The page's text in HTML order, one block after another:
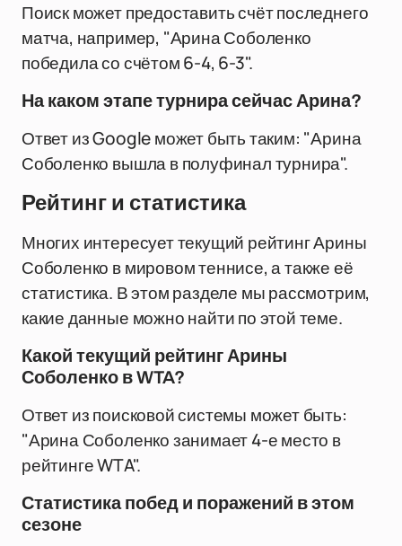
Поиск может предоставить счёт последнего
матча, например, "Арина Соболенко
победила со счётом 6-4, 6-3".
На каком этапе турнира сейчас Арина?
Ответ из Google может быть таким: "Арина
Соболенко вышла в полуфинал турнира".
Рейтинг и статистика
Многих интересует текущий рейтинг Арины
Соболенко в мировом теннисе, а также её
статистика. В этом разделе мы рассмотрим,
какие данные можно найти по этой теме.
Какой текущий рейтинг Арины
Соболенко в WTA?
Ответ из поисковой системы может быть:
"Арина Соболенко занимает 4-е место в
рейтинге WTA".
Статистика побед и поражений в этом
сезоне